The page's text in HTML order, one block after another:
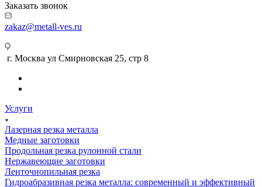
Заказать звонок
zakaz@metall-ves.ru
г. Москва ул Смирновская 25, стр 8
Услуги
Лазерная резка металла
Медные заготовки
Продольная резка рулонной стали
Нержавеющие заготовки
Ленточнопильная резка
Гидроабразивная резка металла: современный и эффективный